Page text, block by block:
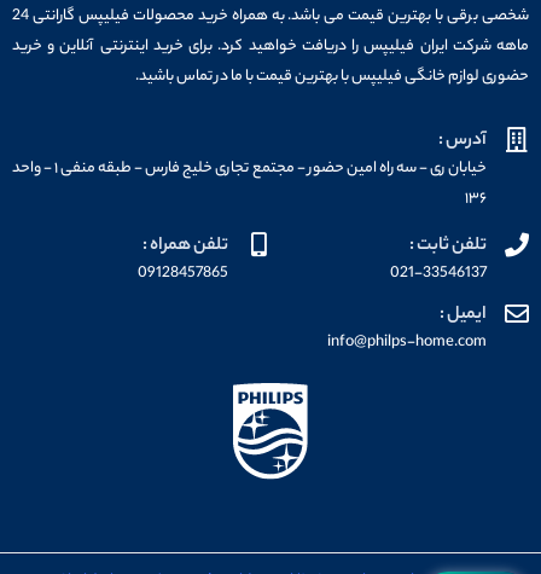
شخصی برقی با بهترین قیمت می باشد. به همراه خرید محصولات فیلیپس گارانتی 24
ماهه شرکت ایران فیلیپس را دریافت خواهید کرد. برای خرید اینترنتی آنلاین و خرید
حضوری لوازم خانگی فیلیپس با بهترین قیمت با ما در تماس باشید.
آدرس :
خیابان ری - سه راه امین حضور - مجتمع تجاری خلیج فارس - طبقه منفی ۱ - واحد
۱۳۶
تلفن ثابت :
021-33546137
تلفن همراه :
09128457865
ایمیل :
info@philps-home.com